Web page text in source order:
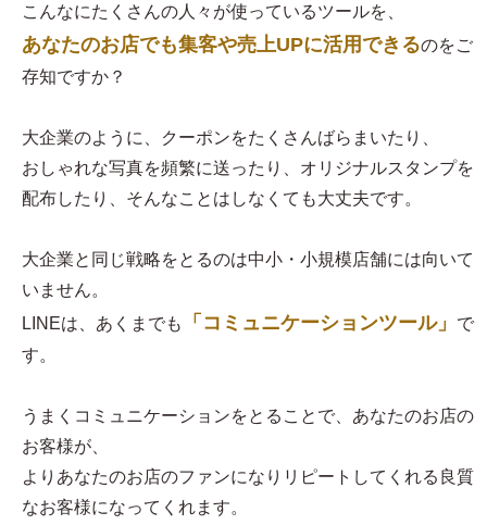
こんなにたくさんの人々が使っているツールを、
あなたのお店でも集客や売上UPに活用できるのをご
存知ですか？
大企業のように、クーポンをたくさんばらまいたり、
おしゃれな写真を頻繁に送ったり、オリジナルスタンプを
配布したり、そんなことはしなくても大丈夫です。
大企業と同じ戦略をとるのは中小・小規模店舗には向いて
いません。
LINEは、あくまでも
「コミュニケーションツール」
で
す。
うまくコミュニケーションをとることで、あなたのお店の
お客様が、
よりあなたのお店のファンになりリピートしてくれる良質
なお客様になってくれます。